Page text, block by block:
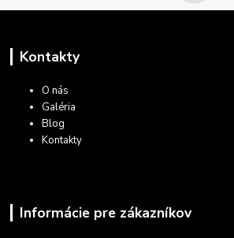
Kontakty
O nás
Galéria
Blog
Kontakty
Informácie pre zákazníkov